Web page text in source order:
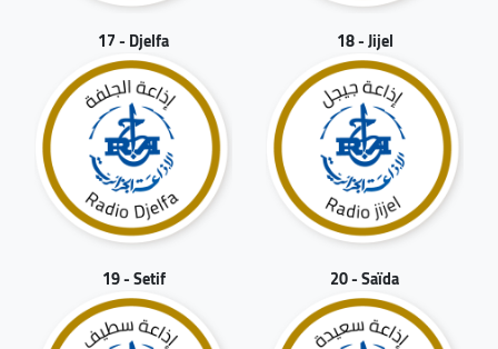
17 - Djelfa 18 - Jijel
19 - Setif 20 - Saïda